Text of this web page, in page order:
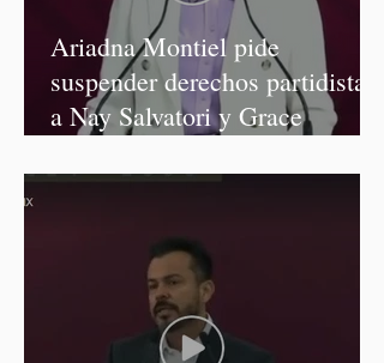
Ariadna Montiel pide
suspender derechos partidistas
a Nay Salvatori y Grace